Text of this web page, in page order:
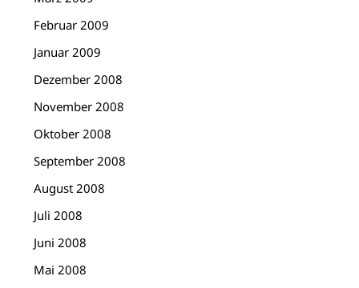
Februar 2009
Januar 2009
Dezember 2008
November 2008
Oktober 2008
September 2008
August 2008
Juli 2008
Juni 2008
Mai 2008